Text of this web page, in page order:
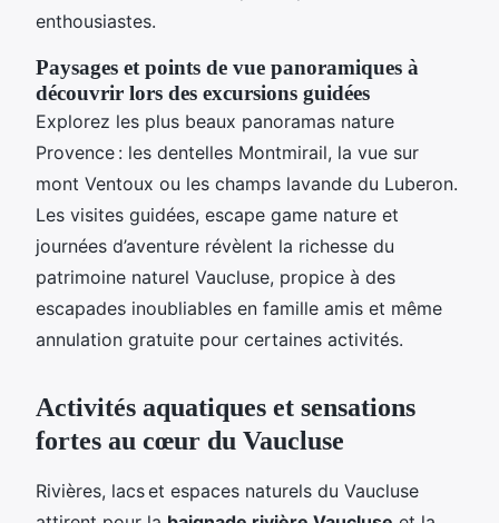
enthousiastes.
Paysages et points de vue panoramiques à
découvrir lors des excursions guidées
Explorez les plus beaux panoramas nature
Provence : les dentelles Montmirail, la vue sur
mont Ventoux ou les champs lavande du Luberon.
Les visites guidées, escape game nature et
journées d’aventure révèlent la richesse du
patrimoine naturel Vaucluse, propice à des
escapades inoubliables en famille amis et même
annulation gratuite pour certaines activités.
Activités aquatiques et sensations
fortes au cœur du Vaucluse
Rivières, lacs et espaces naturels du Vaucluse